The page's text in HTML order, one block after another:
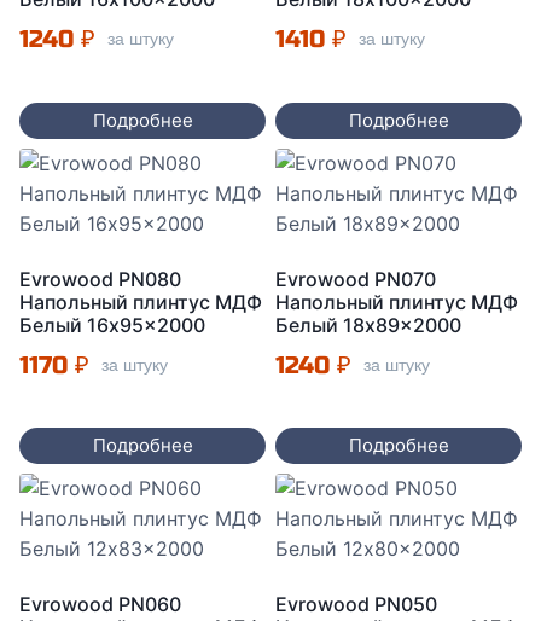
1240 ₽ за штуку
Подробнее
1410 ₽ за штуку
Подробнее
Evrowood PN080
Напольный плинтус МДФ
Белый 16x95x2000
1170 ₽ за штуку
Подробнее
Evrowood PN070
Напольный плинтус МДФ
Белый 18x89x2000
1240 ₽ за штуку
Подробнее
Evrowood PN060
Evrowood PN050